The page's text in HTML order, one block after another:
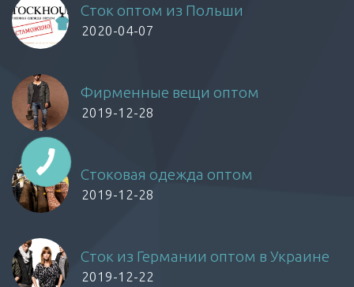
Сток оптом из Польши
2020-04-07
Фирменные вещи оптом
2019-12-28
Стоковая одежда оптом
2019-12-28
Сток из Германии оптом в Украине
2019-12-22